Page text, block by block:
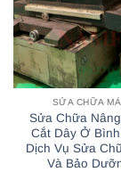
SỬA CHỮA
Sửa Chữa
Cắt Dây Ở
Dịch Vụ Sửa
Và Bảo